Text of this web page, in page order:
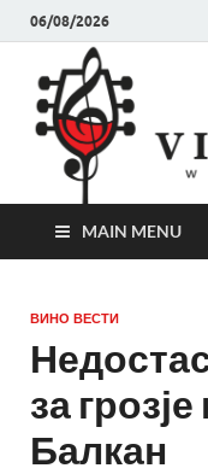
06/08/2026
MAIN MENU
ВИНО ВЕСТИ
за
Балкан